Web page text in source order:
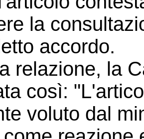
la
accordo.
relazione, la
così:
voluto dal